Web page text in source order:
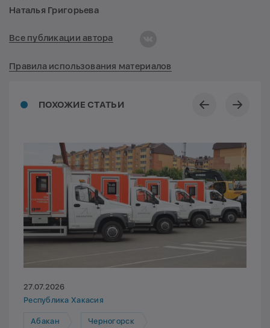
ПОХОЖИЕ СТАТЬИ
27.07.2026
Республика Хакасия
Абакан Черногорск
Наталья Григорьева
Все публикации автора
Правила использования материалов